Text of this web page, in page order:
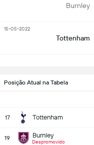
Posição Atual na Tabela
17 Tottenham
19 Burnley
Despromovido
Burnley
Tottenham
15-05-2022